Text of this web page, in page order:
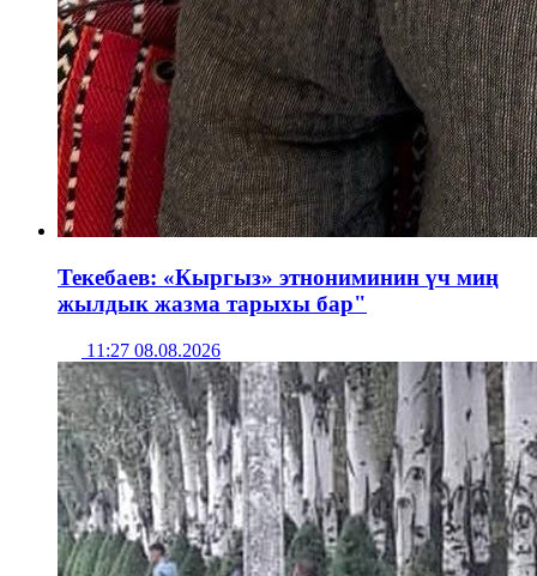
Текебаев: «Кыргыз» этнониминин үч миң
жылдык жазма тарыхы бар"
11:27 08.08.2026